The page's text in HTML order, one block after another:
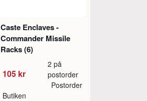
Caste Enclaves -
Commander Missile
Racks (6)
105 kr
2 på
postorder
Butiken
Postorder